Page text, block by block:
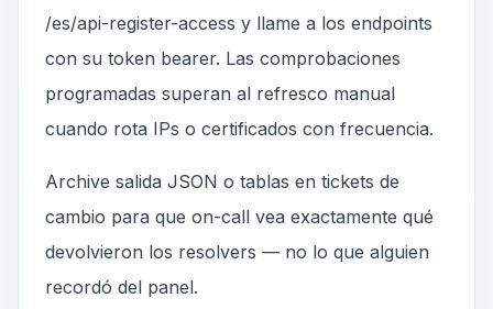
/es/api-register-access y llame a los endpoints
con su token bearer. Las comprobaciones
programadas superan al refresco manual
cuando rota IPs o certificados con frecuencia.
Archive salida JSON o tablas en tickets de
cambio para que on-call vea exactamente qué
devolvieron los resolvers — no lo que alguien
recordó del panel.